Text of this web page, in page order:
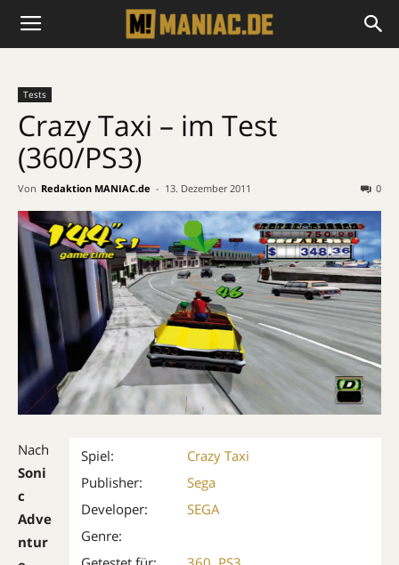
Tests
Crazy Taxi – im Test
(360/PS3)
Von Redaktion MANIAC.de - 13. Dezember 2011 0
Spiel:
Crazy Taxi
Publisher:
Sega
Developer:
SEGA
Genre:
Nach
Soni
c
Adve
ntur